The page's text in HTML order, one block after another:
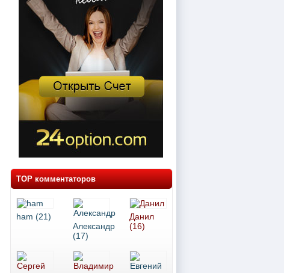
TOP комментаторов
ham (21)
Александр
(17)
Данил
(16)